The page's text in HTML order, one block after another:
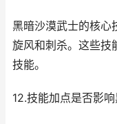
黑暗沙漠武士的核心
旋风和刺杀。这些技
技能。
12.技能加点是否影